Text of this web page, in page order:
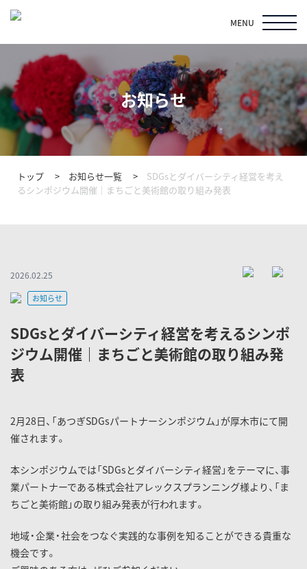
MENU
お知らせ
トップ お知らせ一覧
SDGsとダイバーシティ経営を考え
るシンポジウム開催｜まちごと美術館の取り組み発表
2026.02.25
お知らせ
SDGsとダイバーシティ経営を考えるシンポ
ジウム開催｜まちごと美術館の取り組み発
表
2月28日、「あつぎSDGsパートナーシンポジウム」が厚木市にて開
催されます。
本シンポジウムでは「SDGsとダイバーシティ経営」をテーマに、事
業パートナーである株式会社アレックスプランニング様より、「ま
ちごと美術館」の取り組み発表が行われます。
地域・企業・社会をつなぐ実践的な事例を知ることができる貴重な
機会です。